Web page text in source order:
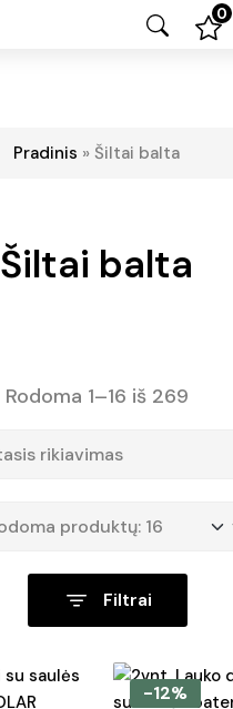
0
Pradinis » Šiltai balta
Šiltai balta
Rodoma 1–16 iš 269
Filtrai
-12%